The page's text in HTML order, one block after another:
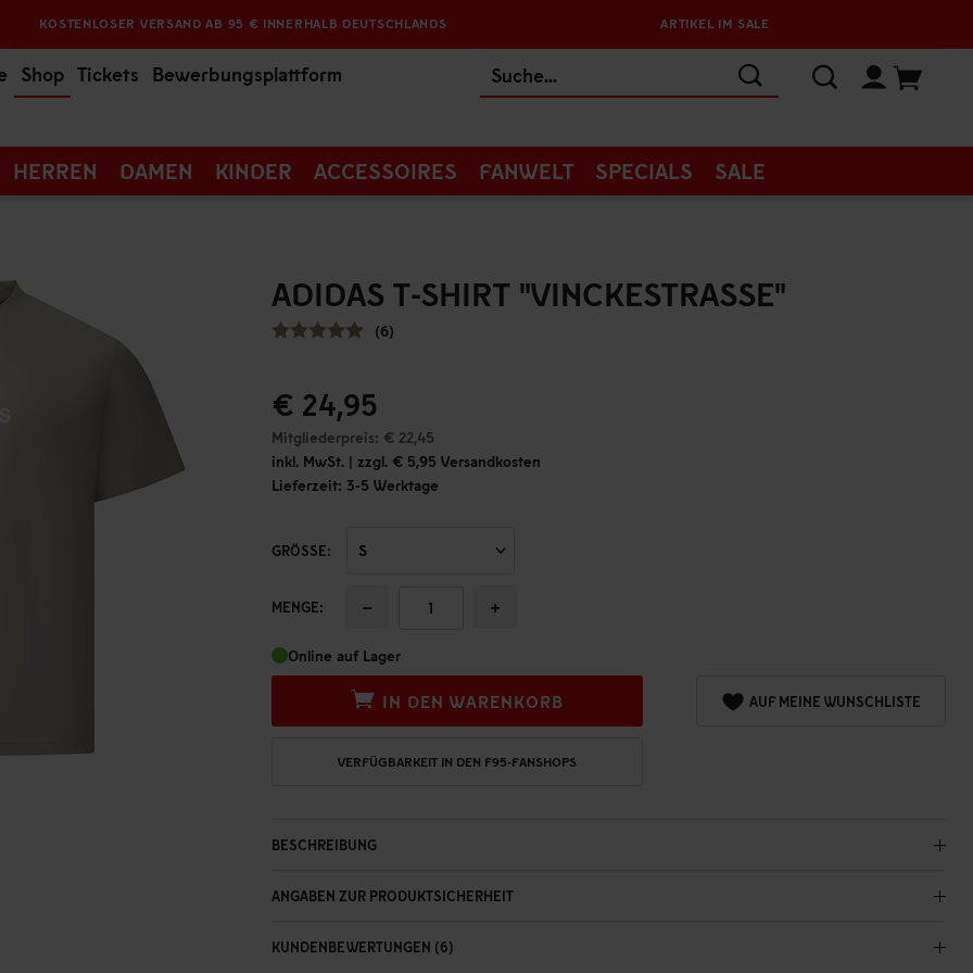
KOSTENLOSER VERSAND AB 95 € INNERHALB DEUTSCHLANDS ARTIKEL IM SALE
Shop Tickets Bewerbungsplattform
HERREN DAMEN KINDER ACCESSOIRES FANWELT SPECIALS SALE
ADIDAS T-SHIRT "VINCKESTRASSE"
(6)
€ 24,95
Mitgliederpreis: € 22,45
inkl. MwSt. | zzgl. € 5,95 Versandkosten
Lieferzeit: 3-5 Werktage
GRÖSSE:
MENGE: − +
Online auf Lager
IN DEN WARENKORB AUF MEINE WUNSCHLISTE
VERFÜGBARKEIT IN DEN F95-FANSHOPS
BESCHREIBUNG
ANGABEN ZUR PRODUKTSICHERHEIT
KUNDENBEWERTUNGEN (6)